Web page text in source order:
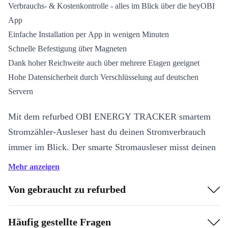
Verbrauchs- & Kostenkontrolle - alles im Blick über die heyOBI
App
Einfache Installation per App in wenigen Minuten
Schnelle Befestigung über Magneten
Dank hoher Reichweite auch über mehrere Etagen geeignet
Hohe Datensicherheit durch Verschlüsselung auf deutschen
Servern
Mit dem refurbed OBI ENERGY TRACKER smartem
Stromzähler-Ausleser hast du deinen Stromverbrauch
immer im Blick. Der smarte Stromausleser misst deinen
Verbrauch und zeigt ihn dir in der heyOBI App an.
zum Stromsparen - zugeschnitten auf deinen Verbrauch.
Alles, was du dazu brauchst, ist ein digitaler
Stromzähler.
Mehr anzeigen
Von gebraucht zu refurbed
Häufig gestellte Fragen